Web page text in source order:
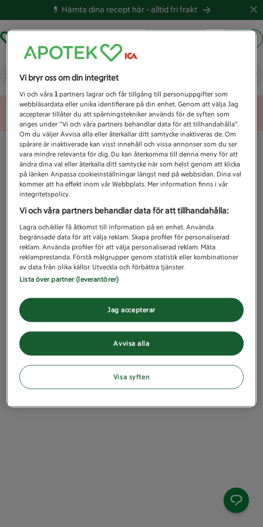
💊 Hämta dina recept här -alltid fri frakt
Vad letar du efter idag?
Unknown error
Vi bryr oss om din integritet
Vi och våra1 partners lagrar och får tillgång till personuppgifter som
webbläsardata eller unika identifierare på din enhet. Genom att välja Jag
accepterar tillåter du att spårningstekniker används för de syften som
anges under ”Vi och våra partners behandlar data för att tillhandahålla”.
Om du väljer Avvisa alla eller återkallar ditt samtycke inaktiveras de. Om
spårare är inaktiverade kan visst innehåll och vissa annonser som du ser
vara mindre relevanta för dig. Du kan återkomma till denna meny för att
ändra dina val eller återkalla ditt samtycke när som helst genom att klicka
på länken Anpassa cookieinställningar längst ned på webbsidan. Dina val
kommer att ha effekt inom vår Webbplats. Mer information finns i vår
integritetspolicy.
Vi och våra partners behandlar data för att tillhandahålla:
Lagra och/eller få åtkomst till information på en enhet. Använda
begränsade data för att välja reklam. Skapa profiler för personaliserad
reklam. Använda profiler för att välja personaliserad reklam. Mäta
reklamprestanda. Förstå målgrupper genom statistik eller kombinationer
av data från olika källor. Utveckla och förbättra tjänster.
Lista över partner (leverantörer)
Avvisa alla
Jag accepterar
Visa syften